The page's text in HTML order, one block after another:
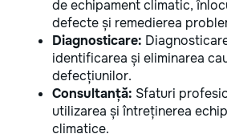
de echipament climatic,
defecte și remedierea
Diagnosticare:
identificarea și eliminarea
defecțiunilor.
Consultanță: Sfaturi
utilizarea și întreținerea
climatice.